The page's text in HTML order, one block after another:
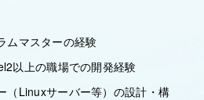
ムマスターの経験
以上の職場での開発経験
（Linuxサーバー等）の設計・構